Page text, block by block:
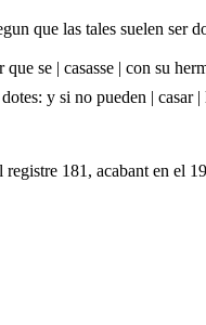
que las tales suelen ser
se | casasse | con su
y si no pueden | casar
181, acabant en el